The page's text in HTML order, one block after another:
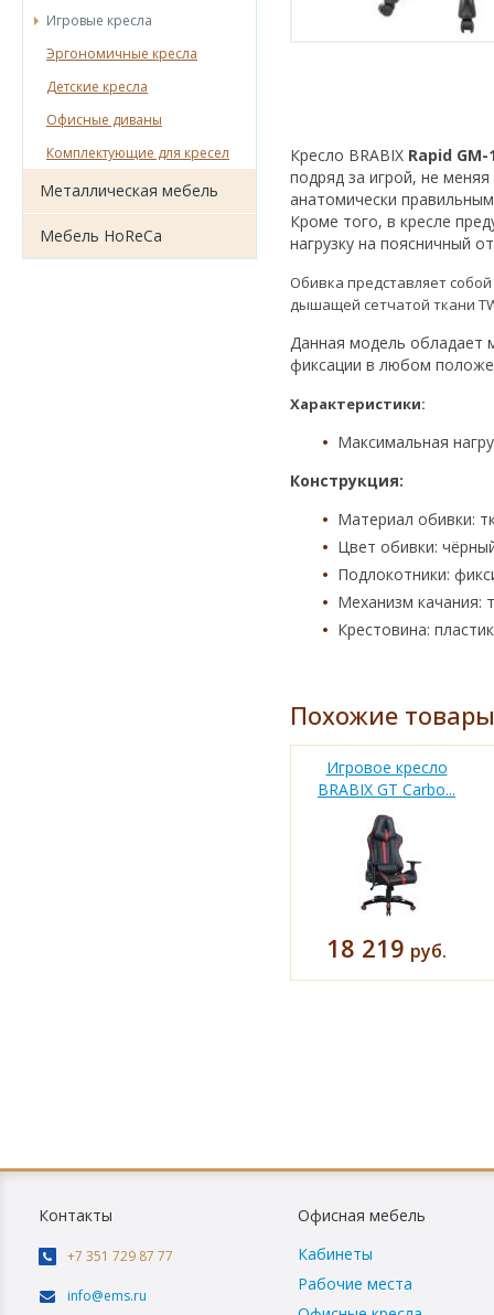
Игровые кресла
Эргономичные кресла
Детские кресла
Офисные диваны
Комплектующие для кресел
Металлическая мебель
Мебель HoReCa
Кресло BRABIX Rapid GM-
подряд за игрой, не
анатомически
Кроме того, в кресле
нагрузку на поясничный
Обивка представляет
дышащей сетчатой ткани
Данная модель обладает
фиксации в любом
Характеристики:
Максимальная
Конструкция:
Материал обивки:
Цвет обивки:
Подлокотники:
Механизм качания:
Крестовина: пластик
Похожие товары
Игровое кресло
BRABIX GT Carbo...
18 219 руб.
Контакты
+7 351 729 87 77
info@ems.ru
Офисная мебель
Кабинеты
Рабочие места